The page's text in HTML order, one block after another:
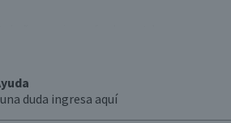
baño y cocina es fundamental para un
duda ingresa aquí